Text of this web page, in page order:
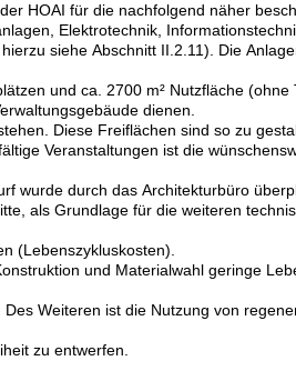
HOAI für die nachfolgend näher
Elektrotechnik,
siehe Abschnitt II.2.11). Die
und ca. 2700 m² Nutzfläche (ohne
dienen.
Diese Freiflächen sind so zu
Veranstaltungen ist die
wurde durch das Architekturbüro
als Grundlage für die weiteren
(Lebenszykluskosten).
und Materialwahl geringe
Weiteren ist die Nutzung von
zu entwerfen.